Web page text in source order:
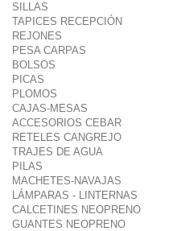
SILLAS
TAPICES RECEPCIÓN
REJONES
PESA CARPAS
BOLSOS
PICAS
PLOMOS
CAJAS-MESAS
ACCESORIOS CEBAR
RETELES CANGREJO
TRAJES DE AGUA
PILAS
MACHETES-NAVAJAS
LÁMPARAS - LINTERNAS
CALCETINES NEOPRENO
GUANTES NEOPRENO